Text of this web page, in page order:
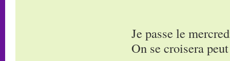
Je passe le
On se croisera